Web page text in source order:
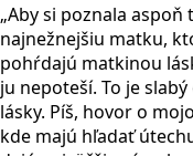
„Aby si poznala
najnežnejšiu matku,
pohŕdajú matkinou
ju nepoteší. To je
lásky. Píš, hovor o
kde majú hľadať